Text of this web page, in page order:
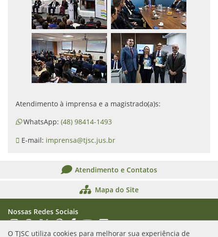
O TJSC utiliza cookies para melhorar sua experiência de
Atendimento à imprensa e a magistrado(a)s:
WhatsApp: (48) 98414-1493
E-mail: imprensa@tjsc.jus.br
Atendimento e Contatos
Mapa do Site
Nossas Redes Sociais
Acessar Instagram
Acessar WhatsApp
Acessar XAcessar Threads
Acessar Facebook
Acessar YouTube
Acessar Flickr
Acessar SoundCloud